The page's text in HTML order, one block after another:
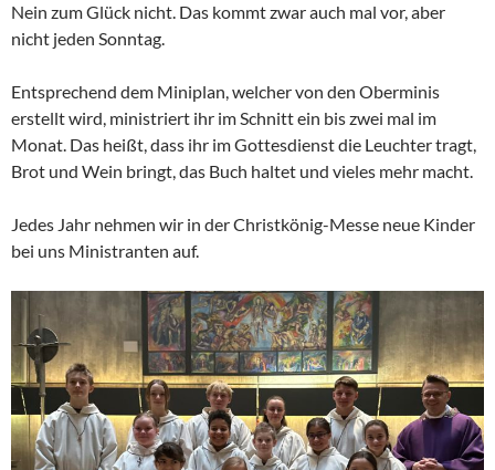
Nein zum Glück nicht. Das kommt zwar auch mal vor, aber
nicht jeden Sonntag.
Entsprechend dem Miniplan, welcher von den Oberminis
erstellt wird, ministriert ihr im Schnitt ein bis zwei mal im
Monat. Das heißt, dass ihr im Gottesdienst die Leuchter tragt,
Brot und Wein bringt, das Buch haltet und vieles mehr macht.
Jedes Jahr nehmen wir in der Christkönig-Messe neue Kinder
bei uns Ministranten auf.